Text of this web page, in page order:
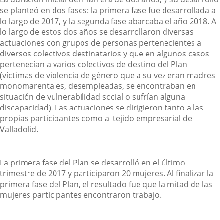
se planteó en dos fases: la primera fase fue desarrollada a
lo largo de 2017, y la segunda fase abarcaba el año 2018. A
lo largo de estos dos años se desarrollaron diversas
actuaciones con grupos de personas pertenecientes a
diversos colectivos destinatarios y que en algunos casos
pertenecían a varios colectivos de destino del Plan
(víctimas de violencia de género que a su vez eran madres
monomarentales, desempleadas, se encontraban en
situación de vulnerabilidad social o sufrían alguna
discapacidad). Las actuaciones se dirigieron tanto a las
propias participantes como al tejido empresarial de
Valladolid.
La primera fase del Plan se desarrolló en el último
trimestre de 2017 y participaron 20 mujeres. Al finalizar la
primera fase del Plan, el resultado fue que la mitad de las
mujeres participantes encontraron trabajo.